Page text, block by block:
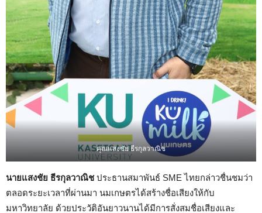
คุณแสงชัย ธีรกุลวาณิช
นายแสงชัย ธีรกุลวาณิชประธานสมาพันธ์ SME ไทยกล่าวชื่นชมว่า
ตลอดระยะเวลาที่ผ่านมา นมเกษตรได้สร้างชื่อเสียงให้กับ
มหาวิทยาลัย ด้วยประวัติอันยาวนานได้มีการสั่งสมชื่อเสียงและ